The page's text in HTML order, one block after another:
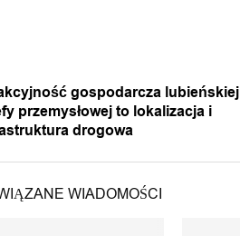
gospodarcza lubieńskiej
przemysłowej to lokalizacja i
drogowa
WIADOMOŚCI